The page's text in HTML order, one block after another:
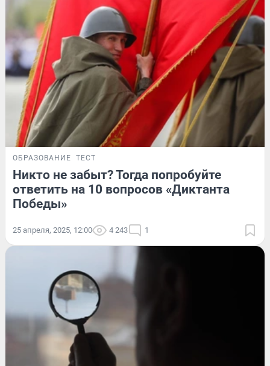
ОБРАЗОВАНИЕ ТЕСТ
Никто не забыт? Тогда попробуйте
ответить на 10 вопросов «Диктанта
Победы»
25 апреля, 2025, 12:00 4 243 1